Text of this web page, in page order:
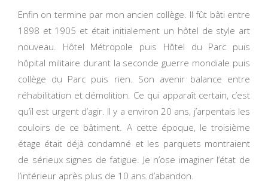
Enfin on termine par mon ancien collège. Il fût bâti entre
1898 et 1905 et était initialement un hôtel de style art
nouveau. Hôtel Métropole puis Hôtel du Parc puis
hôpital militaire durant la seconde guerre mondiale puis
collège du Parc puis rien. Son avenir balance entre
réhabilitation et démolition. Ce qui apparaît certain, c’est
qu’il est urgent d’agir. Il y a environ 20 ans, j’arpentais les
couloirs de ce bâtiment. A cette époque, le troisième
étage était déjà condamné et les parquets montraient
de sérieux signes de fatigue. Je n’ose imaginer l’état de
l’intérieur après plus de 10 ans d’abandon.